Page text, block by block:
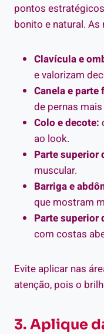
pontos
bonito e natural.
Clavícula e
e valorizam
Canela e
de pernas
Colo e decote:
ao look.
Parte superior
muscular.
Barriga e
que mostram
Parte superior
com costas
Evite aplicar nas
atenção, pois o
3. Aplique